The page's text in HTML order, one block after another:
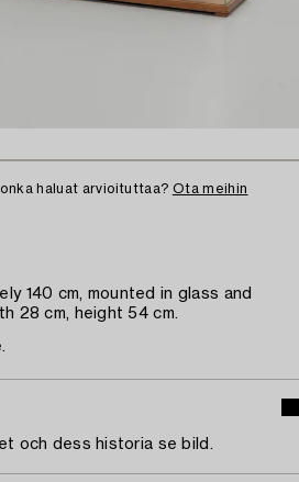
haluat arvioituttaa? Ota meihin
140 cm, mounted in glass and
28 cm, height 54 cm.
och dess historia se bild.